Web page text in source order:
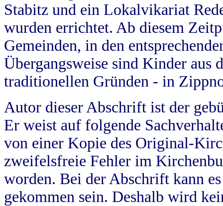
Stabitz und ein Lokalvikariat
wurden errichtet. Ab diesem
Gemeinden, in den
Übergangsweise sind Kinder aus
traditionellen Gründen - in
Autor dieser Abschrift ist der
Er weist auf folgende
von einer Kopie des Original-
zweifelsfreie Fehler im
worden. Bei der Abschrift kann
gekommen sein. Deshalb wird